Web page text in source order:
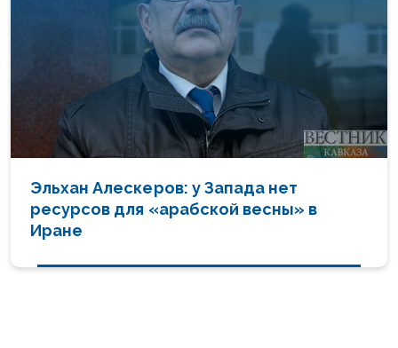
Эльхан Алескеров: у Запада нет
ресурсов для «арабской весны» в
Иране